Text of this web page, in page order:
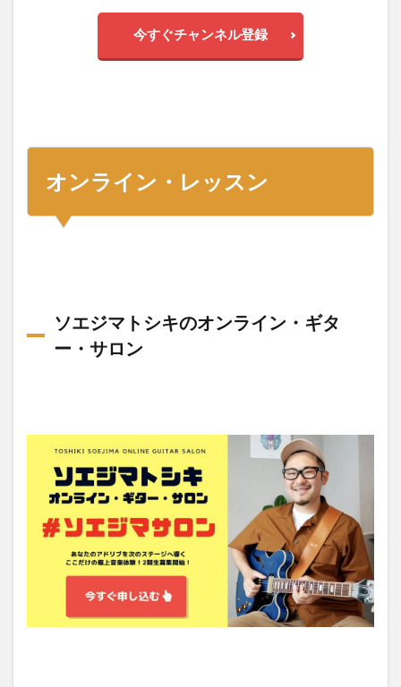
今すぐチャンネル登録
オンライン・レッスン
ソエジマトシキのオンライン・ギタ
ー・サロン